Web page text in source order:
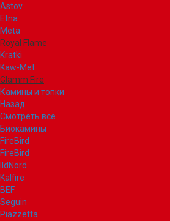
Astov
Etna
Meta
Royal Flame
Kratki
Kaw-Met
Glamm Fire
Камины и топки
Назад
Смотреть все
Биокамины
FireBird
FireBird
IldNord
Kalfire
BEF
Seguin
Piazzetta